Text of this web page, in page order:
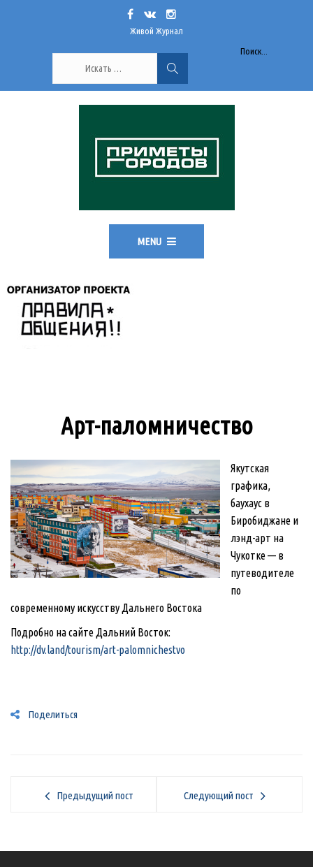
Живой Журнал
Поиск...
MENU
Арт-паломничество
Якутская
графика,
баухаус в
Биробиджане и
лэнд-арт на
Чукотке — в
путеводителе
по
современному искусству Дальнего Востока
Подробно на сайте Дальний Восток:
http://dv.land/tourism/art-palomnichestvo
Поделиться
Предыдущий пост Следующий пост